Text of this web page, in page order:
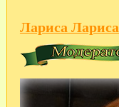
Лариса Лариса